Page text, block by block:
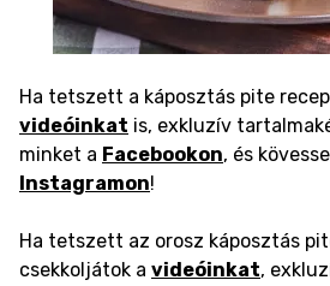
Ha tetszett a káposztás pite
videóinkat is, exkluzív
minket a Facebookon, és
Instagramon!
Ha tetszett az orosz káposztás
csekkoljátok a videóinkat,